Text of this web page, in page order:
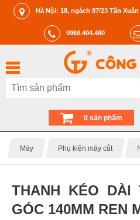
Hà Nội: 18, ngách 87/23 Tân
0966.404.460
0 sản phẩm
Máy Phụ kiện máy cắt
THANH KÉO DÀI
GÓC 140MM REN